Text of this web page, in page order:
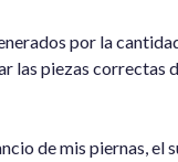
por la
las piezas correctas
de mis piernas, el